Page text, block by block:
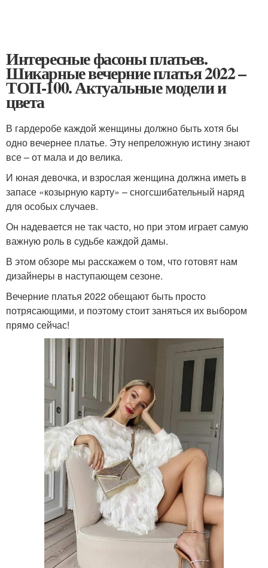
Интересные фасоны платьев.
Шикарные вечерние платья 2022 –
ТОП-100. Актуальные модели и
цвета
В гардеробе каждой женщины должно быть хотя бы
одно вечернее платье. Эту непреложную истину знают
все – от мала и до велика.
И юная девочка, и взрослая женщина должна иметь в
запасе «козырную карту» – сногсшибательный наряд
для особых случаев.
Он надевается не так часто, но при этом играет самую
важную роль в судьбе каждой дамы.
В этом обзоре мы расскажем о том, что готовят нам
дизайнеры в наступающем сезоне.
Вечерние платья 2022 обещают быть просто
потрясающими, и поэтому стоит заняться их выбором
прямо сейчас!